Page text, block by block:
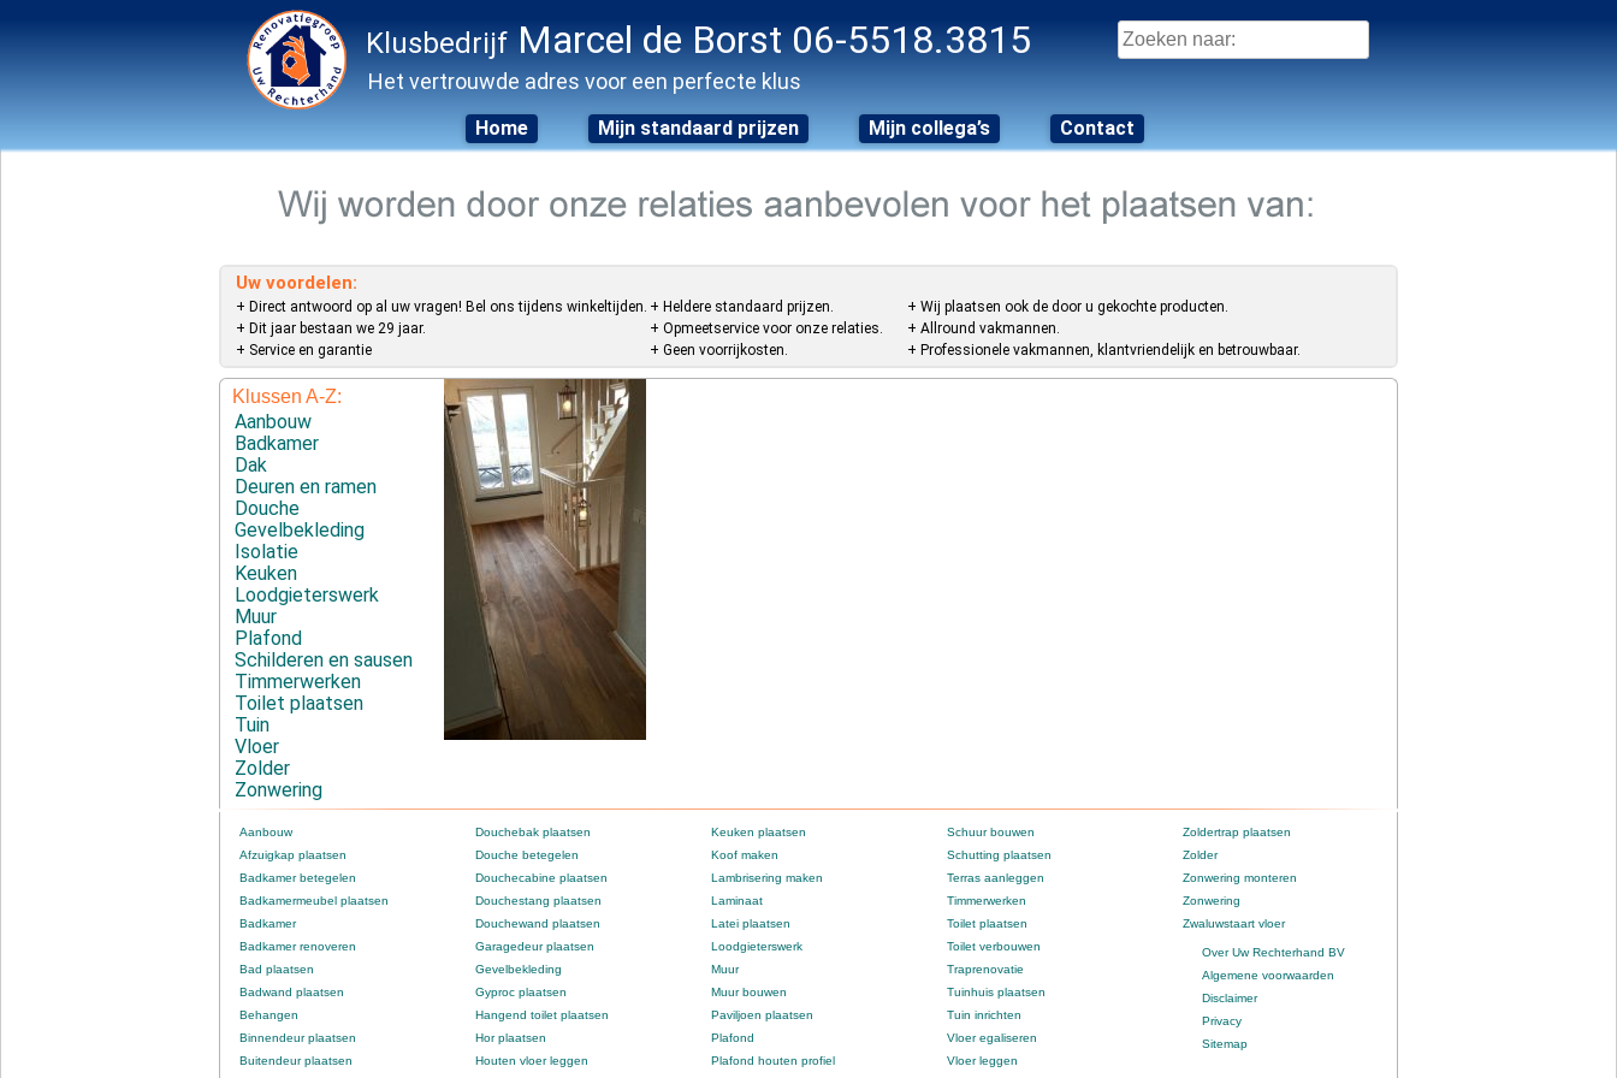
Klusbedrijf Marcel de Borst 06-5518.3815
Het vertrouwde adres voor een perfecte klus
Zoeken
naar:
Home Mijn standaard prijzen Mijn collega’s Contact
Uw voordelen:
+ Direct antwoord op al uw vragen! Bel ons tijdens winkeltijden.
+ Dit jaar bestaan we 29 jaar.
+ Service en garantie
+ Heldere standaard prijzen.
+ Opmeetservice voor onze relaties.
+ Geen voorrijkosten.
+ Wij plaatsen ook de door u gekochte producten.
+ Allround vakmannen.
+ Professionele vakmannen, klantvriendelijk en betrouwbaar.
Klussen A-Z:
Aanbouw
Badkamer
Dak
Deuren en ramen
Douche
Gevelbekleding
Isolatie
Keuken
Loodgieterswerk
Muur
Plafond
Schilderen en sausen
Timmerwerken
Toilet plaatsen
Tuin
Vloer
Zolder
Zonwering
Aanbouw
Afzuigkap plaatsen
Badkamer betegelen
Badkamermeubel plaatsen
Badkamer
Badkamer renoveren
Bad plaatsen
Badwand plaatsen
Behangen
Binnendeur plaatsen
Buitendeur plaatsen
Douchebak plaatsen
Douche betegelen
Douchecabine plaatsen
Douchestang plaatsen
Douchewand plaatsen
Garagedeur plaatsen
Gevelbekleding
Gyproc plaatsen
Hangend toilet plaatsen
Hor plaatsen
Houten vloer leggen
Keuken plaatsen
Koof maken
Lambrisering maken
Laminaat
Latei plaatsen
Loodgieterswerk
Muur
Muur bouwen
Paviljoen plaatsen
Plafond
Plafond houten profiel
Schuur bouwen
Schutting plaatsen
Terras aanleggen
Timmerwerken
Toilet plaatsen
Toilet verbouwen
Traprenovatie
Tuinhuis plaatsen
Tuin inrichten
Vloer egaliseren
Vloer leggen
Zoldertrap plaatsen
Zolder
Zonwering monteren
Zonwering
Zwaluwstaart vloer
Over Uw Rechterhand BV
Algemene voorwaarden
Disclaimer
Privacy
Sitemap